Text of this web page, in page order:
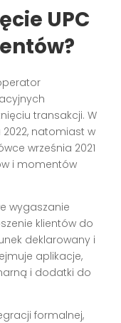
UPC
transakcji. W
natomiast w
września 2021
i momentów
wygaszanie
klientów do
deklarowany i
aplikacje,
i dodatki do
formalnej,